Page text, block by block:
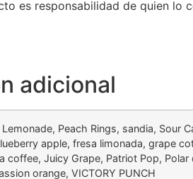
es responsabilidad de quien lo
adicional
Peach Rings, sandia, Sour
apple, fresa limonada, grape
coffee, Juicy Grape, Patriot Pop, Polar
orange, VICTORY PUNCH